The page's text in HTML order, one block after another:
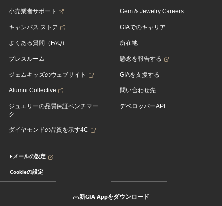
小売業者サポート
キャンパス ストア
よくある質問（FAQ）
プレスルーム
ジェムキッズのウェブサイト
Alumni Collective
ジュエリーの品質保証ベンチマー
ク
ダイヤモンドの品質を示す4C
Gem & Jewelry Careers
GIAでのキャリア
所在地
懸念を報告する
GIAを支援する
問い合わせ先
デベロッパーAPI
Eメールの設定
Cookieの設定
新GIA Appをダウンロード